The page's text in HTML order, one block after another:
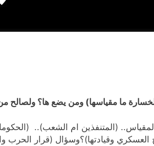
ما مقياسها) ومن يضع ها؟
(المتنفذين ام الشعب)..
وقيادتها)؟وسؤال (قرار الحرب